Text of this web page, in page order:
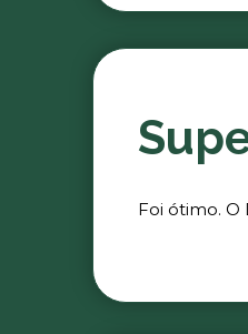
Foi ótimo. O